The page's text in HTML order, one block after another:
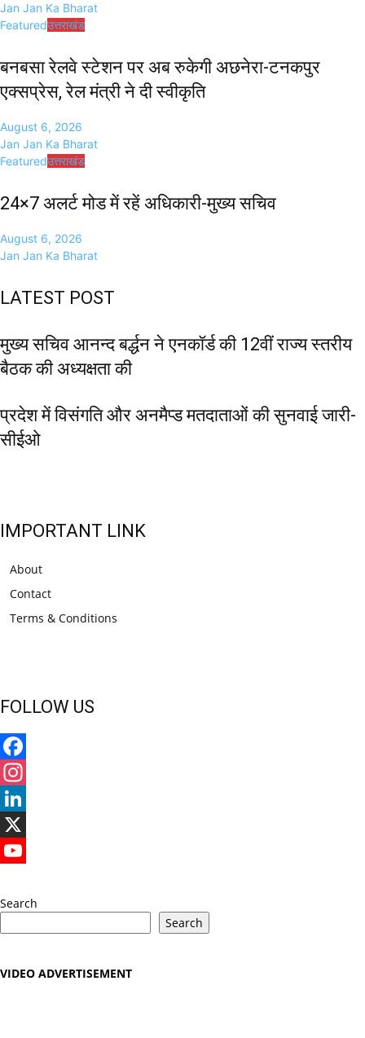
Jan Jan Ka Bharat
Featuredउत्तराखंड
बनबसा रेलवे स्टेशन पर अब रुकेगी अछनेरा-टनकपुर
एक्सप्रेस, रेल मंत्री ने दी स्वीकृति
August 6, 2026
Jan Jan Ka Bharat
Featuredउत्तराखंड
24×7 अलर्ट मोड में रहें अधिकारी-मुख्य सचिव
August 6, 2026
Jan Jan Ka Bharat
LATEST POST
मुख्य सचिव आनन्द बर्द्धन ने एनकॉर्ड की 12वीं राज्य स्तरीय
बैठक की अध्यक्षता की
प्रदेश में विसंगति और अनमैप्ड मतदाताओं की सुनवाई जारी-
सीईओ
IMPORTANT LINK
About
Contact
Terms & Conditions
FOLLOW US
Facebook
Instagram
LinkedIn
X
Search
Search
VIDEO ADVERTISEMENT